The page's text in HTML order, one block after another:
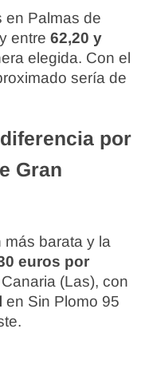
en Palmas de
entre 62,20 y
elegida. Con el
sería de
por
Gran
más barata y la
euros por
(Las), con
en Sin Plomo 95